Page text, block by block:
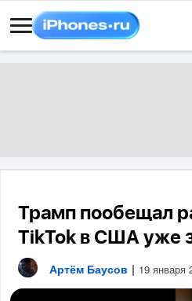
Трамп пообещал
TikTok в США уже
Артём Баусов | 19 января